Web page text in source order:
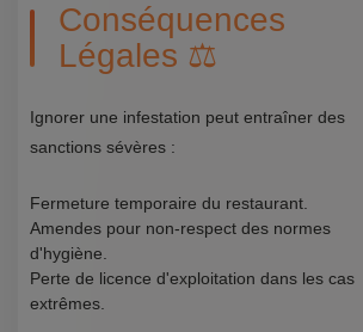
Conséquences
Légales ⚖️
Ignorer une infestation peut entraîner des
sanctions sévères :
Fermeture temporaire du restaurant.
Amendes pour non-respect des normes
d'hygiène.
Perte de licence d'exploitation dans les cas
extrêmes.